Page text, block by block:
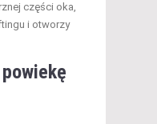
części oka,
i otworzy